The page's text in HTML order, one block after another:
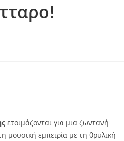
ετοιμάζονται για μια ζωντανή
μουσική εμπειρία με τη θρυλική